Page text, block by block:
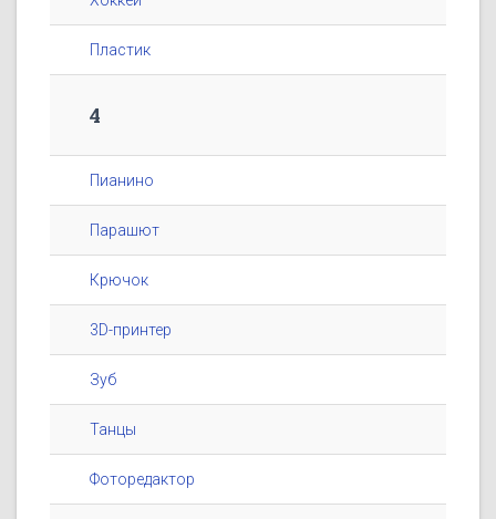
Пластик
4
Пианино
Парашют
Крючок
3D-принтер
Зуб
Танцы
Фоторедактор